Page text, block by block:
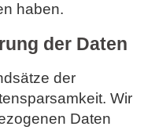
haben.
der Daten
der
Wir
Daten